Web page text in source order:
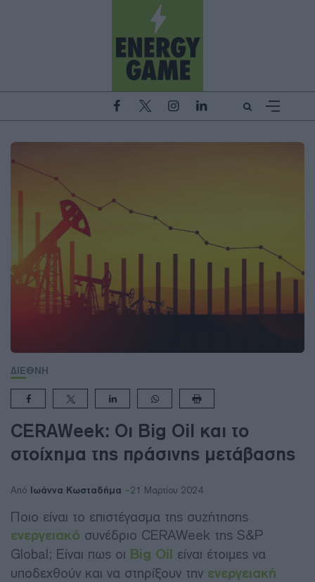
ΔΙΕΘΝΗ
CERAWeek: Οι Big Oil και το
στοίχημα της πράσινης μετάβασης
Από Ιωάννα Κωσταδήμα 21 Μαρτίου 2024
Ποιο είναι το επιστέγασμα της συζήτησης
ενεργειακό συνέδριο CERAWeek της S&P
Global; Είναι πως οι Big Oil είναι έτοιμες να
υποδεχθούν και να στηρίξουν την ενεργειακή